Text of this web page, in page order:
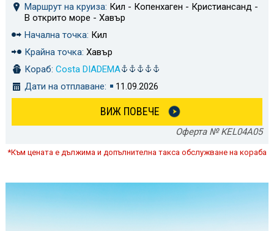
Маршрут на круиза: Кил - Копенхаген - Кристиансанд -
В открито море - Хавър
Начална точка: Кил
Крайна точка: Хавър
Кораб: Costa DIADEMA
Дати на отплаване:
11.09.2026
ВИЖ ПОВЕЧЕ
Оферта № KEL04A05
*Към цената е дължима и допълнителна такса обслужване на кораба